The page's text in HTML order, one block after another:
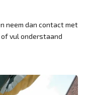
neem dan contact met
of vul onderstaand